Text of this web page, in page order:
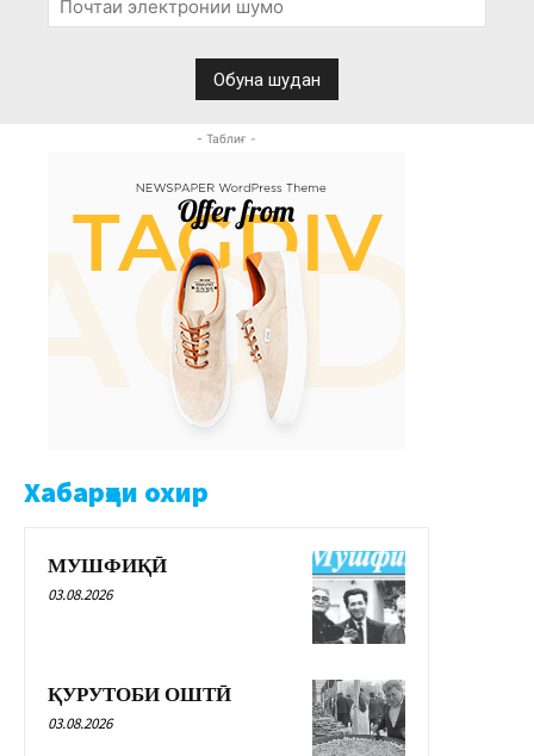
- Таблиғ -
Хабарҳои охир
МУШФИҚӢ
03.08.2026
ҚУРУТОБИ ОШТӢ
03.08.2026